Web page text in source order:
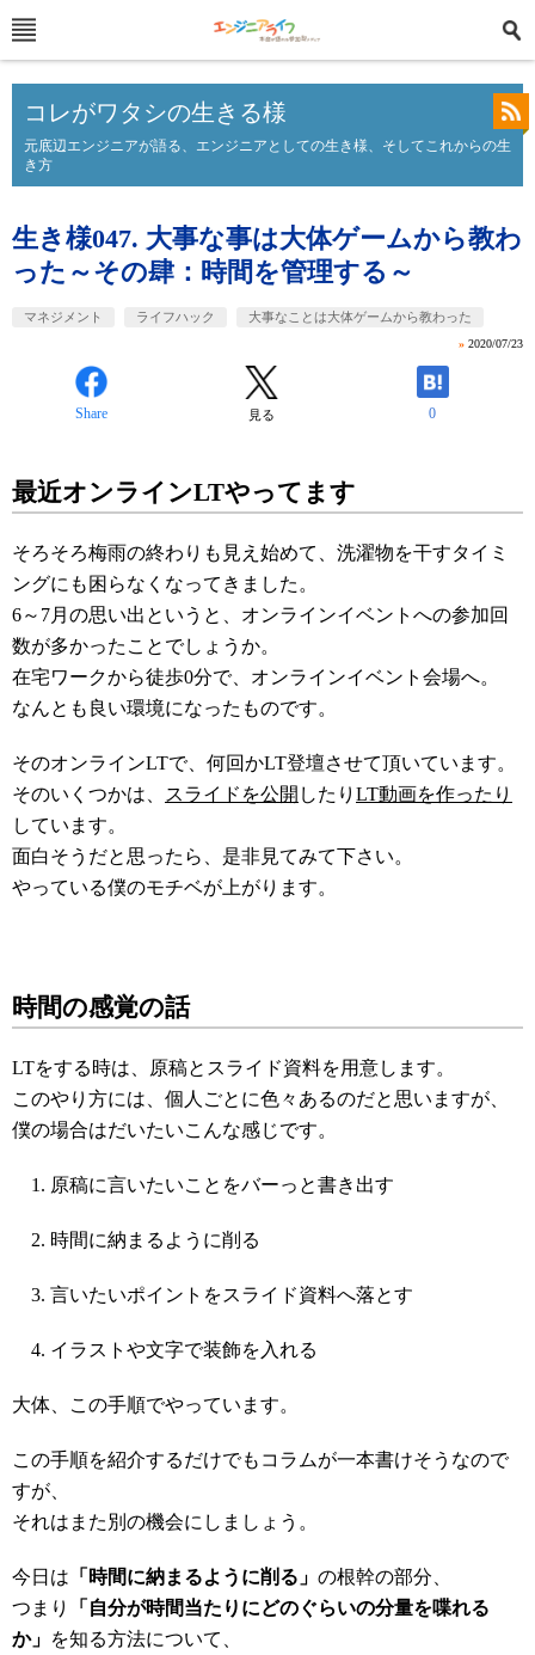
コレがワタシの生きる様
元底辺エンジニアが語る、エンジニアとしての生き様、そしてこれからの生
き方
生き様047. 大事な事は大体ゲームから教わ
った～その肆：時間を管理する～
マネジメント ライフハック 大事なことは大体ゲームから教わった
» 2020/07/23
Share 見る 0
最近オンラインLTやってます
そろそろ梅雨の終わりも見え始めて、洗濯物を干すタイミ
ングにも困らなくなってきました。
6～7月の思い出というと、オンラインイベントへの参加回
数が多かったことでしょうか。
在宅ワークから徒歩0分で、オンラインイベント会場へ。
なんとも良い環境になったものです。
そのオンラインLTで、何回かLT登壇させて頂いています。
そのいくつかは、
スライドを公開 したり LT動画を作ったり
しています。
面白そうだと思ったら、是非見てみて下さい。
やっている僕のモチベが上がります。
時間の感覚の話
LTをする時は、原稿とスライド資料を用意します。
このやり方には、個人ごとに色々あるのだと思いますが、
僕の場合はだいたいこんな感じです。
原稿に言いたいことをバーっと書き出す
時間に納まるように削る
言いたいポイントをスライド資料へ落とす
イラストや文字で装飾を入れる
大体、この手順でやっています。
この手順を紹介するだけでもコラムが一本書けそうなので
すが、
それはまた別の機会にしましょう。
今日は 「時間に納まるように削る」 の根幹の部分、
つまり
「自分が時間当たりにどのぐらいの分量を喋れる
か」 を知る方法について、